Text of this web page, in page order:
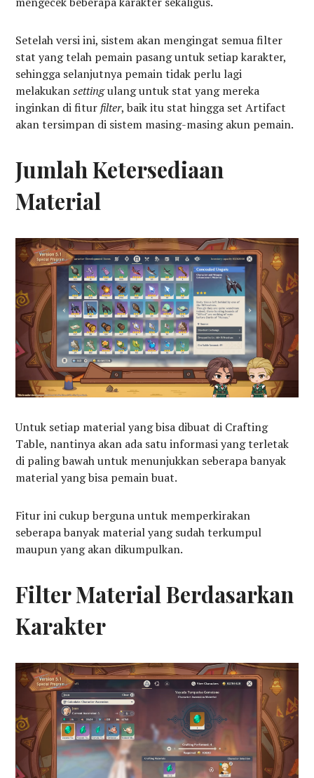
Setelah versi ini, sistem akan mengingat semua filter
stat yang telah pemain pasang untuk setiap karakter,
sehingga selanjutnya pemain tidak perlu lagi
melakukansettingulang untuk stat yang mereka
inginkan di fitur filter, baik itu stat hingga set Artifact
akan tersimpan di sistem masing-masing akun pemain.
Jumlah Ketersediaan
Material
Untuk setiap material yang bisa dibuat di Crafting
Table, nantinya akan ada satu informasi yang terletak
di paling bawah untuk menunjukkan seberapa banyak
material yang bisa pemain buat.
Fitur ini cukup berguna untuk memperkirakan
seberapa banyak material yang sudah terkumpul
maupun yang akan dikumpulkan.
Filter Material Berdasarkan
Karakter